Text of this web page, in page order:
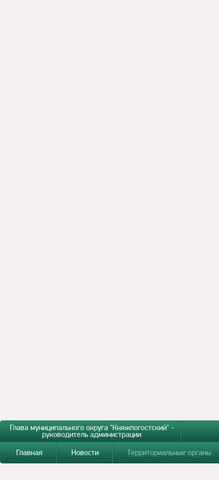
Глава муниципального округа "Княжпогостский" -
руководитель администрации
Главная
Новости Территориальные органы